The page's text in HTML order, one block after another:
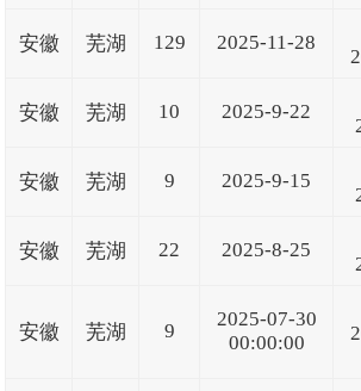
安徽 芜湖 129 2025-11-28
安徽 芜湖 10 2025-9-22
安徽 芜湖 9 2025-9-15
安徽 芜湖 22 2025-8-25
安徽 芜湖 9
2025-07-30
00:00:00